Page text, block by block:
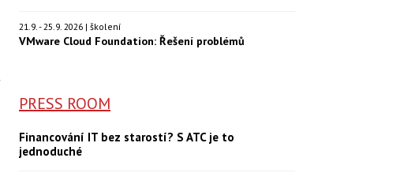
21.9. - 25.9. 2026 | školení
VMware Cloud Foundation: Řešení problémů
PRESS ROOM
Financování IT bez starostí? S ATC je to
jednoduché